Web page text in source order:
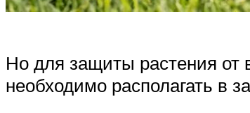
Но для защиты растения от
необходимо располагать в